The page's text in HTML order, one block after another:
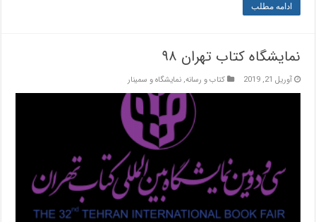
ادامه مطلب
نمایشگاه کتاب تهران ۹۸
آوریل 21, 2019 کتاب و رسانه,نمایشگاه و سمینار